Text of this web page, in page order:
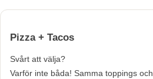
Pizza + Tacos
Svårt att välja?
Varför inte båda! Samma toppings och